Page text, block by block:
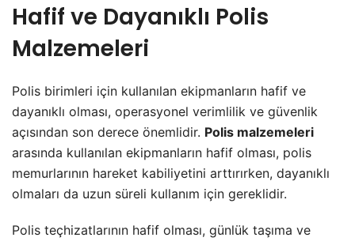
Hafif ve Dayanıklı Polis
Malzemeleri
Polis birimleri için kullanılan ekipmanların hafif ve
dayanıklı olması, operasyonel verimlilik ve güvenlik
açısından son derece önemlidir. Polis malzemeleri
arasında kullanılan ekipmanların hafif olması, polis
memurlarının hareket kabiliyetini arttırırken, dayanıklı
olmaları da uzun süreli kullanım için gereklidir.
Polis teçhizatlarının hafif olması, günlük taşıma ve